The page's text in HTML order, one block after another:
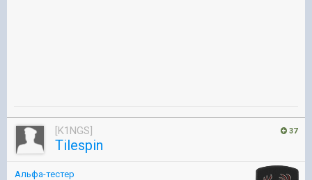
37
[K1NGS]
Tilespin
Альфа-тестер